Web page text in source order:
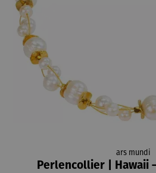
ars mundi
Perlencollier | Hawaii